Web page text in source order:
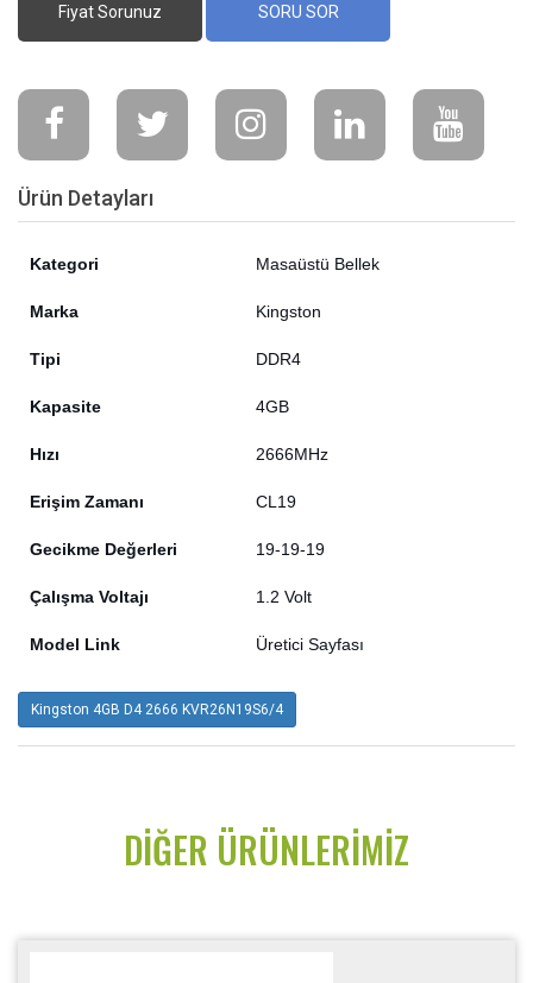
Fiyat Sorunuz SORU SOR
Ürün Detayları
Kategori Masaüstü Bellek
Marka Kingston
Tipi DDR4
Kapasite 4GB
Hızı 2666MHz
Erişim Zamanı CL19
Gecikme Değerleri 19-19-19
Çalışma Voltajı 1.2 Volt
Model Link Üretici Sayfası
Kingston 4GB D4 2666 KVR26N19S6/4
DIĞER ÜRÜNLERIMIZ